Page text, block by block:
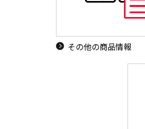
その他の商品情報